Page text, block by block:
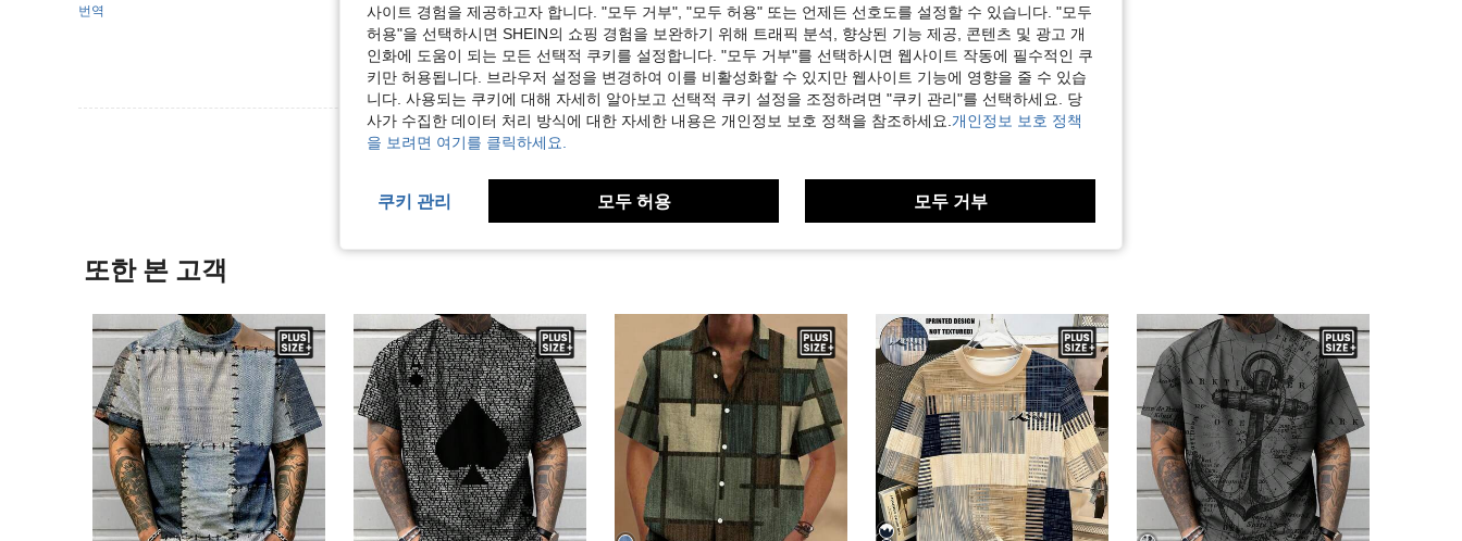
번역
도움이 됨 (1)
리뷰 더 보기
또한 본 고객
사이트 경험을 제공하고자 합니다. "모두 거부", "모두 허용" 또는 언제든 선호도를 설정할 수 있습니다. "모두
허용"을 선택하시면 SHEIN의 쇼핑 경험을 보완하기 위해 트래픽 분석, 향상된 기능 제공, 콘텐츠 및 광고 개
인화에 도움이 되는 모든 선택적 쿠키를 설정합니다. "모두 거부"를 선택하시면 웹사이트 작동에 필수적인 쿠
키만 허용됩니다. 브라우저 설정을 변경하여 이를 비활성화할 수 있지만 웹사이트 기능에 영향을 줄 수 있습
니다. 사용되는 쿠키에 대해 자세히 알아보고 선택적 쿠키 설정을 조정하려면 "쿠키 관리"를 선택하세요. 당
사가 수집한 데이터 처리 방식에 대한 자세한 내용은 개인정보 보호 정책을 참조하세요. 개인정보 보호 정책
을 보려면 여기를 클릭하세요.
쿠키 관리 모두 허용 모두 거부